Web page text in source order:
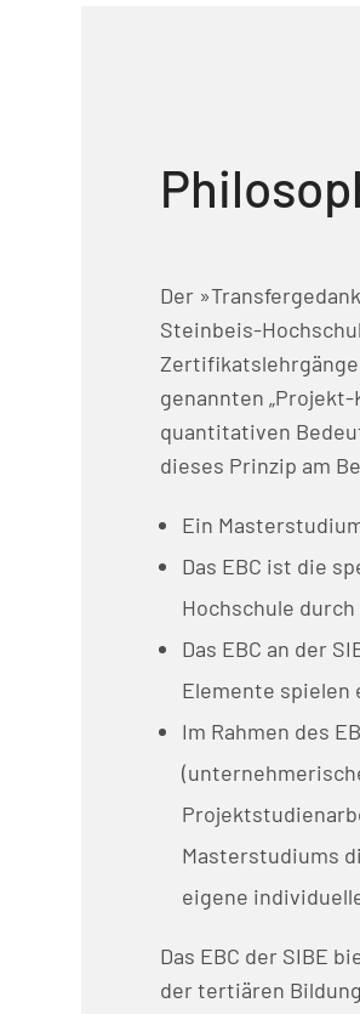
Der
Steinbeis-
genannten
quantitativen
dieses Prinzip am
Ein
Das EBC ist die
Hochschule durch
Das EBC an der
Elemente spielen
Im Rahmen des
Masterstudiums
eigene
Das EBC der SIBE
der tertiären